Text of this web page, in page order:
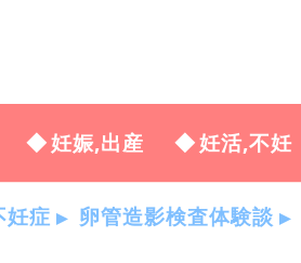
妊娠,出産 妊活,不妊
妊症 卵管造影検査体験談